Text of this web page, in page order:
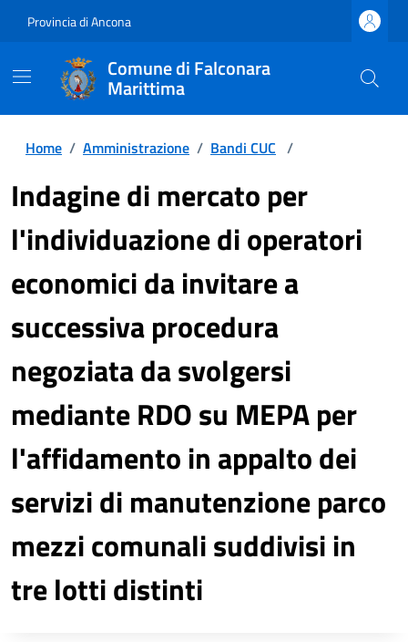
Provincia di Ancona
Comune di Falconara
Marittima
Home / Amministrazione / Bandi CUC /
Indagine di mercato per
l'individuazione di operatori
economici da invitare a
successiva procedura
negoziata da svolgersi
mediante RDO su MEPA per
l'affidamento in appalto dei
servizi di manutenzione parco
mezzi comunali suddivisi in
tre lotti distinti